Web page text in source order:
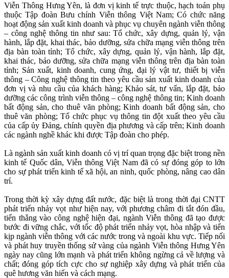
Viễn Thông Hưng Yên, là đơn vị kinh tế trực thuộc, hạch toán phụ
thuộc Tập đoàn Bưu chính Viễn thông Việt Nam; Có chức năng
hoạt động sản xuất kinh doanh và phục vụ chuyên ngành viễn thông
– công nghệ thông tin như sau: Tổ chức, xây dựng, quản lý, vận
hành, lắp đặt, khai thác, bảo dưỡng, sửa chữa mạng viễn thông trên
địa bàn toàn tỉnh; Tổ chức, xây dựng, quản lý, vận hành, lắp đặt,
khai thác, bảo dưỡng, sửa chữa mạng viễn thông trên địa bàn toàn
tỉnh; Sản xuất, kinh doanh, cung ứng, đại lý vật tư, thiết bị viễn
thông – Công nghệ thông tin theo yêu cầu sản xuất kinh doanh của
đơn vị và nhu cầu của khách hàng; Khảo sát, tư vấn, lắp đặt, bảo
dưỡng các công trình viễn thông – công nghệ thông tin; Kinh doanh
bất động sản, cho thuê văn phòng; Kinh doanh bất động sản, cho
thuê văn phòng; Tổ chức phục vụ thông tin đột xuất theo yêu cầu
của cấp ủy Đảng, chính quyền địa phương và cấp trên; Kinh doanh
các ngành nghề khác khi được Tập đoàn cho phép.
Là ngành sản xuất kinh doanh có vị trí quan trọng đặc biệt trong nền
kinh tế Quốc dân, Viễn thông Việt Nam đã có sự đóng góp to lớn
cho sự phát triển kinh tế xã hội, an ninh, quốc phòng, nâng cao dân
trí.
Trong thời kỳ xây dựng đất nước, đặc biệt là trong thời đại CNTT
phát triển nhảy vọt như hiện nay, với phương châm đi tắt đón đầu,
tiến thẳng vào công nghệ hiện đại, ngành Viễn thông đã tạo được
bước đi vững chắc, với tốc độ phát triển nhảy vọt, hòa nhập và tiến
kịp ngành viễn thông với các nước trong và ngoài khu vực. Tiếp nối
và phát huy truyền thống sử vàng của ngành Viễn thông Hưng Yên
ngày nay cũng lớn mạnh và phát triển không ngừng cả về lượng và
chất; đóng góp tích cực cho sự nghiệp xây dựng và phát triển của
quê hương văn hiến và cách mạng.